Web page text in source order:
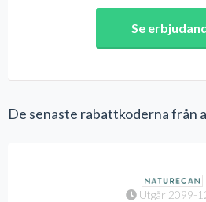
Se
De senaste rabattkoderna från
Utgår 2099-